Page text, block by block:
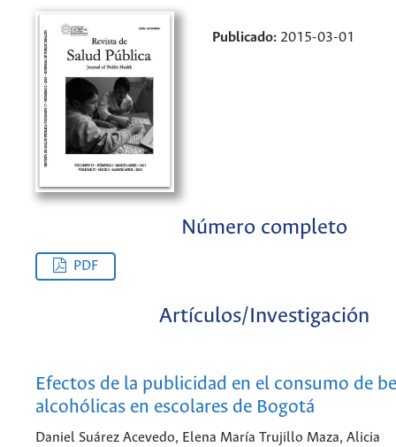
Publicado: 2015-03-01
Número completo
PDF
Artículos/Investigación
Efectos de la publicidad en el consumo de
alcohólicas en escolares de Bogotá
Daniel Suárez Acevedo, Elena María Trujillo Maza, Alicia